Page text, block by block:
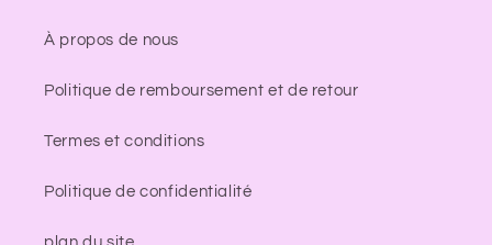
À propos de nous
Politique de remboursement et de retour
Termes et conditions
Politique de confidentialité